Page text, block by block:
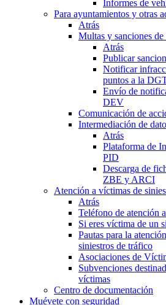
Informes de
Para ayuntamientos y otras
Atrás
Multas y sanciones
Atrás
Publicar
Notificar
puntos a la
Envío de
DEV
Comunicación de
Intermediación de
Atrás
Plataforma de
PID
Descarga de
ZBE y ARCI
Atención a víctimas de
Atrás
Teléfono de atención
Si eres víctima de un
Pautas para la
siniestros de tráfico
Asociaciones de
Subvenciones
víctimas
Centro de documentación
Muévete con seguridad